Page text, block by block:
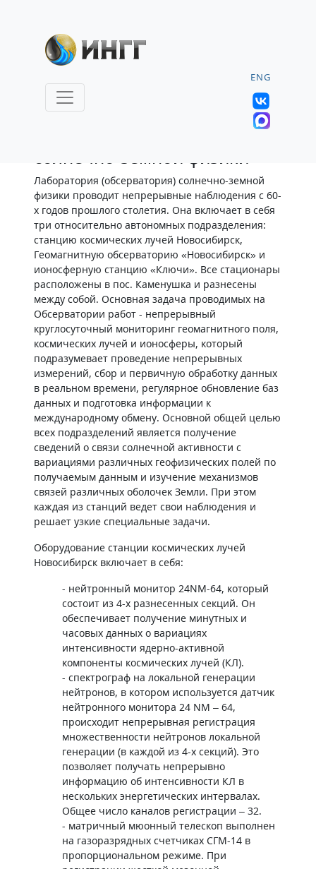
ENG
Лаборатория (обсерватория)
солнечно-земной физики
Лаборатория (обсерватория) солнечно-земной
физики проводит непрерывные наблюдения с 60-
х годов прошлого столетия. Она включает в себя
три относительно автономных подразделения:
станцию космических лучей Новосибирск,
Геомагнитную обсерваторию «Новосибирск» и
ионосферную станцию «Ключи». Все стационары
расположены в пос. Каменушка и разнесены
между собой. Основная задача проводимых на
Обсерватории работ - непрерывный
круглосуточный мониторинг геомагнитного поля,
космических лучей и ионосферы, который
подразумевает проведение непрерывных
измерений, сбор и первичную обработку данных
в реальном времени, регулярное обновление баз
данных и подготовка информации к
международному обмену. Основной общей целью
всех подразделений является получение
сведений о связи солнечной активности с
вариациями различных геофизических полей по
получаемым данным и изучение механизмов
связей различных оболочек Земли. При этом
каждая из станций ведет свои наблюдения и
решает узкие специальные задачи.
Оборудование станции космических лучей
Новосибирск включает в себя:
- нейтронный монитор 24NM-64, который
состоит из 4-х разнесенных секций. Он
обеспечивает получение минутных и
часовых данных о вариациях
интенсивности ядерно-активной
компоненты космических лучей (КЛ).
- спектрограф на локальной генерации
нейтронов, в котором используется датчик
нейтронного монитора 24 NM – 64,
происходит непрерывная регистрация
множественности нейтронов локальной
генерации (в каждой из 4-х секций). Это
позволяет получать непрерывно
информацию об интенсивности КЛ в
нескольких энергетических интервалах.
Общее число каналов регистрации – 32.
- матричный мюонный телескоп выполнен
на газоразрядных счетчиках СГМ-14 в
пропорциональном режиме. При